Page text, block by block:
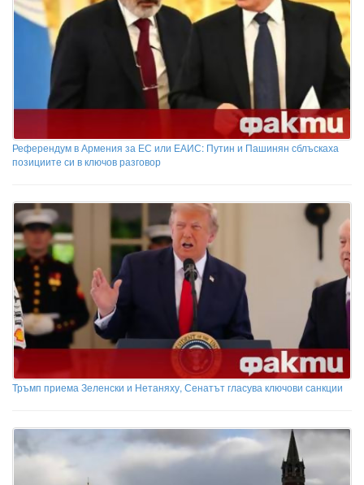
Референдум в Армения за ЕС или ЕАИС: Путин и Пашинян сблъскаха
позициите си в ключов разговор
Тръмп приема Зеленски и Нетаняху, Сенатът гласува ключови санкции